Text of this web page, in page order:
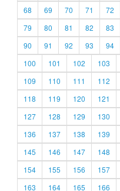
68
69 70 71 72
79
80 81 82 83
90
91 92 93 94
100
101 102 103
109
110 111 112
118
119 120 121
127
128 129 130
136
137 138 139
145
146 147 148
154
155 156 157
163
164 165 166